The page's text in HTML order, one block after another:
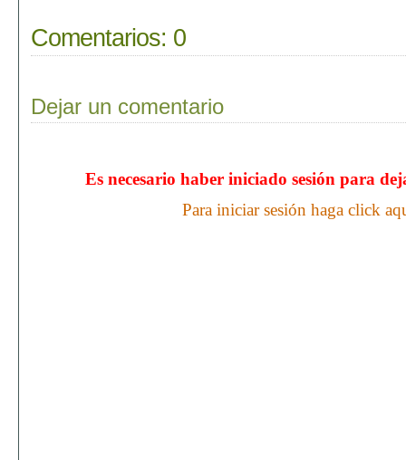
Comentarios: 0
Dejar un comentario
Es necesario haber iniciado sesión para
Para iniciar sesión haga click